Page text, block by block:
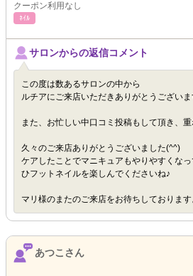
クーポン利用なし
ﾈｲﾙ
サロンからの返信コメント
この度は数あるサロンの中から
ルチアにご来店いただきありがとうございま
また、お忙しい中口コミ投稿もして頂き、重
久々のご来店ありがとうございました(^^)
ケアしたことでマニキュアもやりやすくな
ひフットネイルを楽しんでくださいね♪
マリ様のまたのご来店をお待ちしております
あつこさん